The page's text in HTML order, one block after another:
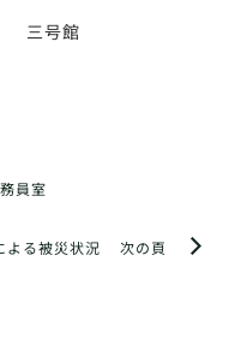
三号館
員室
次の頁
よる被災状況